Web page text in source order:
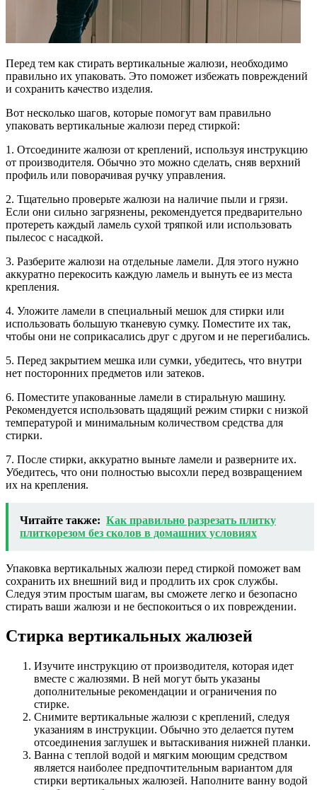
Перед тем как стирать вертикальные жалюзи, необходимо
правильно их упаковать. Это поможет избежать повреждений
и сохранить качество изделия.
Вот несколько шагов, которые помогут вам правильно
упаковать вертикальные жалюзи перед стиркой:
1. Отсоедините жалюзи от креплений, используя инструкцию
от производителя. Обычно это можно сделать, сняв верхний
профиль или поворачивая ручку управления.
2. Тщательно проверьте жалюзи на наличие пыли и грязи.
Если они сильно загрязнены, рекомендуется предварительно
протереть каждый ламель сухой тряпкой или использовать
пылесос с насадкой.
3. Разберите жалюзи на отдельные ламели. Для этого нужно
аккуратно перекосить каждую ламель и вынуть ее из места
крепления.
4. Уложите ламели в специальный мешок для стирки или
использовать большую тканевую сумку. Поместите их так,
чтобы они не соприкасались друг с другом и не перегибались.
5. Перед закрытием мешка или сумки, убедитесь, что внутри
нет посторонних предметов или затеков.
6. Поместите упакованные ламели в стиральную машину.
Рекомендуется использовать щадящий режим стирки с низкой
температурой и минимальным количеством средства для
стирки.
7. После стирки, аккуратно выньте ламели и разверните их.
Убедитесь, что они полностью высохли перед возвращением
их на крепления.
Читайте также: Как правильно разрезать плитку
плиткорезом без сколов в домашних условиях
Упаковка вертикальных жалюзи перед стиркой поможет вам
сохранить их внешний вид и продлить их срок службы.
Следуя этим простым шагам, вы сможете легко и безопасно
стирать ваши жалюзи и не беспокоиться о их повреждении.
Стирка вертикальных жалюзей
Изучите инструкцию от производителя, которая идет
вместе с жалюзями. В ней могут быть указаны
дополнительные рекомендации и ограничения по
стирке.
Снимите вертикальные жалюзи с креплений, следуя
указаниям в инструкции. Обычно это делается путем
отсоединения заглушек и вытаскивания нижней планки.
Ванна с теплой водой и мягким моющим средством
является наиболее предпочтительным вариантом для
стирки вертикальных жалюзей. Наполните ванну водой